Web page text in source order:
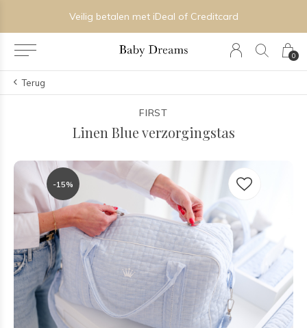
0
Veilig betalen met iDeal of Creditcard
Terug
FIRST
Linen Blue verzorgingstas
-15%